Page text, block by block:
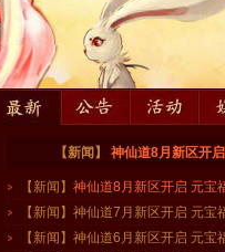
【新闻】 神仙道8月新区开
【新闻】 神仙道8月新区开启 元宝
【新闻】神仙道7月新区开启 元宝
【新闻】神仙道6月新区开启 元宝